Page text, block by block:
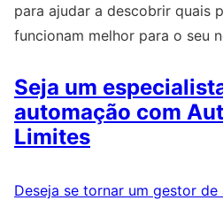
para ajudar a descobrir quais
funcionam melhor para o seu
Seja um
automação com
Limites
Deseja se tornar um gestor